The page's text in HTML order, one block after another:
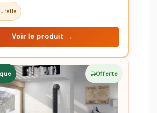
Voir le produit →
Offerte